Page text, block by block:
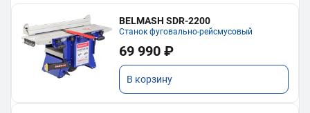
BELMASH SDR-2200
Станок фуговально-рейсмусовый
69 990 ₽
В корзину